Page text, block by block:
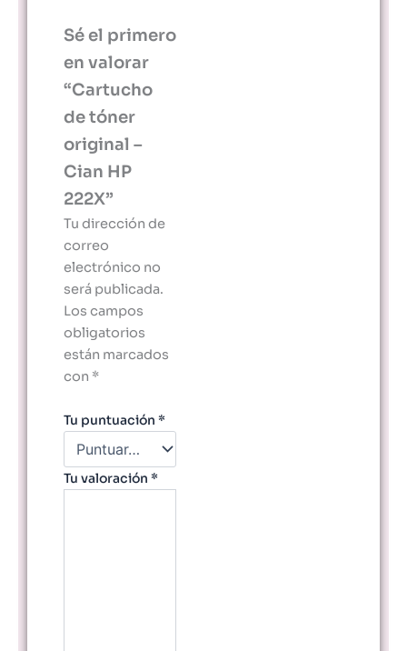
Sé el primero
en valorar
“Cartucho
de tóner
original –
Cian HP
222X”
Tu dirección de
correo
electrónico no
será publicada.
Los campos
obligatorios
están marcados
con *
Tu puntuación *
Tu valoración *